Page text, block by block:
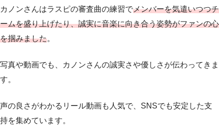
カノンさんはラスピの審査曲の練習でメンバーを気遣いつつチ
ームを盛り上げたり、誠実に音楽に向き合う姿勢がファンの心
を掴みました。
写真や動画でも、カノンさんの誠実さや優しさが伝わってきま
す。
声の良さがわかるリール動画も人気で、SNSでも安定した支
持を集めています。